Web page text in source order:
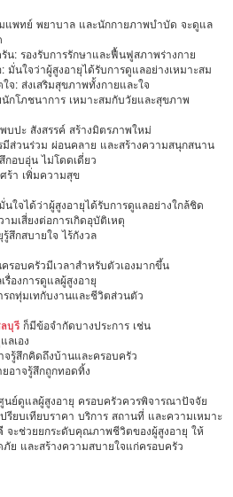
แพทย์ พยาบาล และนักกายภาพบำบัด จะดูแล
: รองรับการรักษาและฟื้นฟูสภาพร่างกาย
มั่นใจว่าผู้สูงอายุได้รับการดูแลอย่างเหมาะสม
จ: ส่งเสริมสุขภาพทั้งกายและใจ
กโภชนาการ เหมาะสมกับวัยและสุขภาพ
บปะ สังสรรค์ สร้างมิตรภาพใหม่
มีส่วนร่วม ผ่อนคลาย และสร้างความสนุกสนาน
กอบอุ่น ไม่โดดเดี่ยว
ร้า เพิ่มความสุข
ใจได้ว่าผู้สูงอายุได้รับการดูแลอย่างใกล้ชิด
มเสี่ยงต่อการเกิดอุบัติเหตุ
สึกสบายใจ ไร้กังวล
รอบครัวมีเวลาสำหรับตัวเองมากขึ้น
รื่องการดูแลผู้สูงอายุ
ถทุ่มเทกับงานและชีวิตส่วนตัว
บุรี ก็มีข้อจำกัดบางประการ เช่น
ลเอง
รู้สึกคิดถึงบ้านและครอบครัว
อาจรู้สึกถูกทอดทิ้ง
นย์ดูแลผู้สูงอายุ ครอบครัวควรพิจารณาปัจจัย
ยบเทียบราคา บริการ สถานที่ และความเหมาะ
จะช่วยยกระดับคุณภาพชีวิตของผู้สูงอายุ ให้
และสร้างความสบายใจแก่ครอบครัว